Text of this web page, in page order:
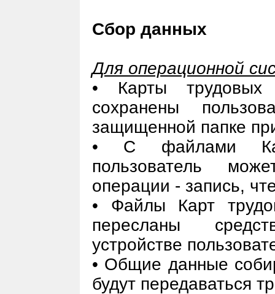
Сбор данных
Для операционной
• Карты
сохранены
защищенной папке
• С файлами
пользователь
операции - запись,
• Файлы Карт
пересланы
устройстве
• Общие данные
будут передаваться